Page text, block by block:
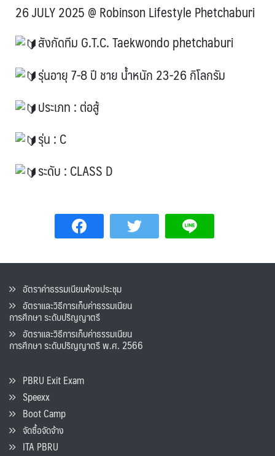
26 JULY 2025 @ Robinson Lifestyle Phetchaburi
สังกัดทีม G.T.C. Taekwondo phetchaburi
รุ่นอายุ 7-8 ปี ชาย น้ำหนัก 23-26 กิโลกรัม
ประเภท : ต่อสู้
รุ่น : C
ระดับ : CLASS D
อัตราค่าธรรมเนียมห้องประชุม
อัตราและวิธีการเก็บค่าธรรมเนียน
การศึกษา ระดับปริญญาตรี
อัตราและวิธีการเก็บค่าธรรมเนียน
การศึกษา ระดับปริญญาตรี พ.ศ. 2566
PBRU Exit Exam
Speexx
Boot Camp
จัดซื้อจัดจ้าง
ITA PBRU